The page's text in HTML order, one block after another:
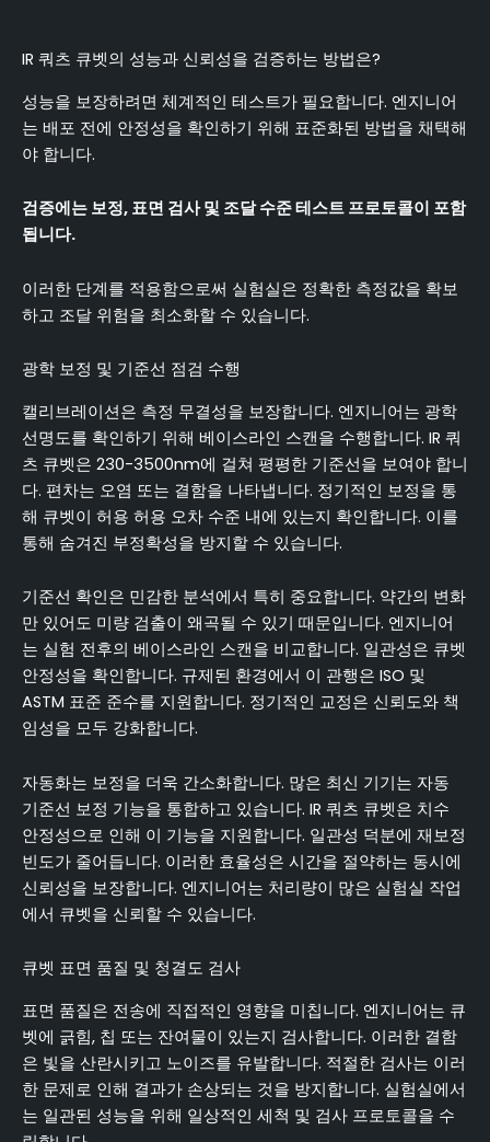
IR 쿼츠 큐벳의 성능과 신뢰성을 검증하는 방법은?
성능을 보장하려면 체계적인 테스트가 필요합니다. 엔지니어
는 배포 전에 안정성을 확인하기 위해 표준화된 방법을 채택해
야 합니다.
검증에는 보정, 표면 검사 및 조달 수준 테스트 프로토콜이 포함
됩니다.
이러한 단계를 적용함으로써 실험실은 정확한 측정값을 확보
하고 조달 위험을 최소화할 수 있습니다.
광학 보정 및 기준선 점검 수행
캘리브레이션은 측정 무결성을 보장합니다. 엔지니어는 광학
선명도를 확인하기 위해 베이스라인 스캔을 수행합니다. IR 쿼
츠 큐벳은 230-3500nm에 걸쳐 평평한 기준선을 보여야 합니
다. 편차는 오염 또는 결함을 나타냅니다. 정기적인 보정을 통
해 큐벳이 허용 허용 오차 수준 내에 있는지 확인합니다. 이를
통해 숨겨진 부정확성을 방지할 수 있습니다.
기준선 확인은 민감한 분석에서 특히 중요합니다. 약간의 변화
만 있어도 미량 검출이 왜곡될 수 있기 때문입니다. 엔지니어
는 실험 전후의 베이스라인 스캔을 비교합니다. 일관성은 큐벳
안정성을 확인합니다. 규제된 환경에서 이 관행은 ISO 및
ASTM 표준 준수를 지원합니다. 정기적인 교정은 신뢰도와 책
임성을 모두 강화합니다.
자동화는 보정을 더욱 간소화합니다. 많은 최신 기기는 자동
기준선 보정 기능을 통합하고 있습니다. IR 쿼츠 큐벳은 치수
안정성으로 인해 이 기능을 지원합니다. 일관성 덕분에 재보정
빈도가 줄어듭니다. 이러한 효율성은 시간을 절약하는 동시에
신뢰성을 보장합니다. 엔지니어는 처리량이 많은 실험실 작업
에서 큐벳을 신뢰할 수 있습니다.
큐벳 표면 품질 및 청결도 검사
표면 품질은 전송에 직접적인 영향을 미칩니다. 엔지니어는 큐
벳에 긁힘, 칩 또는 잔여물이 있는지 검사합니다. 이러한 결함
은 빛을 산란시키고 노이즈를 유발합니다. 적절한 검사는 이러
한 문제로 인해 결과가 손상되는 것을 방지합니다. 실험실에서
는 일관된 성능을 위해 일상적인 세척 및 검사 프로토콜을 수